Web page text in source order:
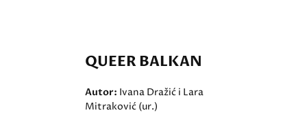
QUEER BALKAN
Autor: Ivana Dražić i Lara
Mitraković (ur.)